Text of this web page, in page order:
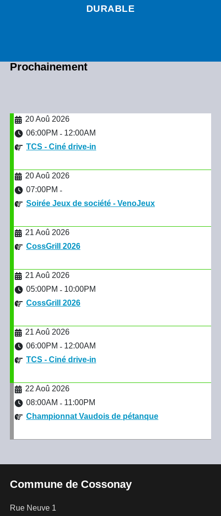
DURABLE
Prochainement
20 Aoû 2026
06:00PM - 12:00AM
TCS - Ciné drive-in
20 Aoû 2026
07:00PM -
Soirée Jeux de société - VenoJeux
21 Aoû 2026
CossGrill 2026
21 Aoû 2026
05:00PM - 10:00PM
CossGrill 2026
21 Aoû 2026
06:00PM - 12:00AM
TCS - Ciné drive-in
22 Aoû 2026
08:00AM - 11:00PM
Championnat Vaudois de pétanque
Commune de Cossonay
Rue Neuve 1